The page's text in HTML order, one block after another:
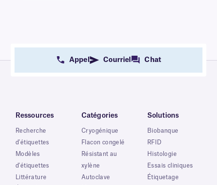
Appel Courriel Chat
Ressources
Recherche
d'étiquettes
Modèles
d'étiquettes
Littérature
Catégories
Cryogénique
Flacon congelé
Résistant au
xylène
Autoclave
Solutions
Biobanque
RFID
Histologie
Essais cliniques
Étiquetage